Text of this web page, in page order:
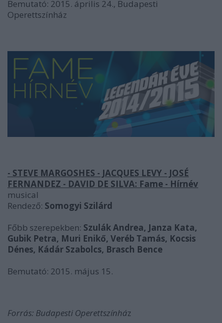
Bemutató: 2015. április 24., Budapesti
Operettszínház
- STEVE MARGOSHES - JACQUES LEVY - JOSÉ
FERNANDEZ - DAVID DE SILVA: Fame - Hírnév
musical
Rendező: Somogyi Szilárd
Főbb szerepekben: Szulák Andrea, Janza Kata,
Gubik Petra, Muri Enikő, Veréb Tamás, Kocsis
Dénes, Kádár Szabolcs, Brasch Bence
Bemutató: 2015. május 15.
Forrás: Budapesti Operettszínház